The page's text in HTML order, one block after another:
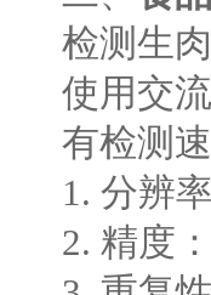
检测生
使用交
有检测
1. 分辨
2. 精度